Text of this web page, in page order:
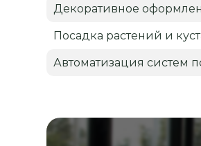
Декоративное
Посадка растений и
Автоматизация систем